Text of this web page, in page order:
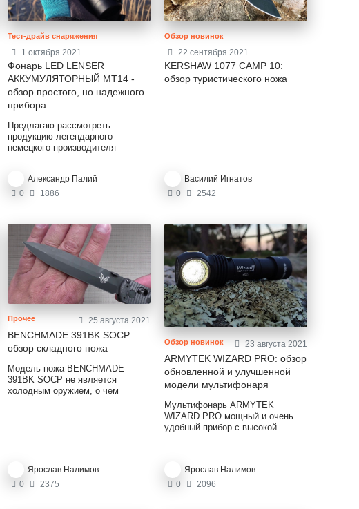
Тест-драйв снаряжения
1 октября 2021
Фонарь LED LENSER
АККУМУЛЯТОРНЫЙ MT14 -
обзор простого, но надежного
прибора
Предлагаю рассмотреть
продукцию легендарного
немецкого производителя —
что мне не нужен
многофункциональный фонарь с
работы фонаря. Ну, и конечно,
крепкая конструкция, хорошие
технические характеристики.
Такое сочетание я нашел именно
в модели МТ14.
Александр Палий
0
1886
Обзор новинок
22 сентября 2021
KERSHAW 1077 CAMP 10:
обзор туристического ножа
Василий Игнатов
0
2542
Прочее 25 августа 2021
BENCHMADE 391BK SOCP:
обзор складного ножа
Модель ножа BENCHMADE
391BK SOCP не является
холодным оружием, о чем
лесу он подойдет для срезания
веток или заточки колышков.
Ярослав Налимов
0
2375
Обзор новинок 23 августа 2021
ARMYTEK WIZARD PRO: обзор
обновленной и улучшенной
модели мультифонаря
Мультифонарь ARMYTEK
WIZARD PRO мощный и очень
удобный прибор с высокой
Устройство имеет высокие
качественные характеристики:
Ярослав Налимов
0
2096